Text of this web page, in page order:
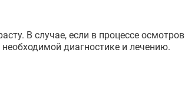
В случае, если в процессе осмотров
диагностике и лечению.